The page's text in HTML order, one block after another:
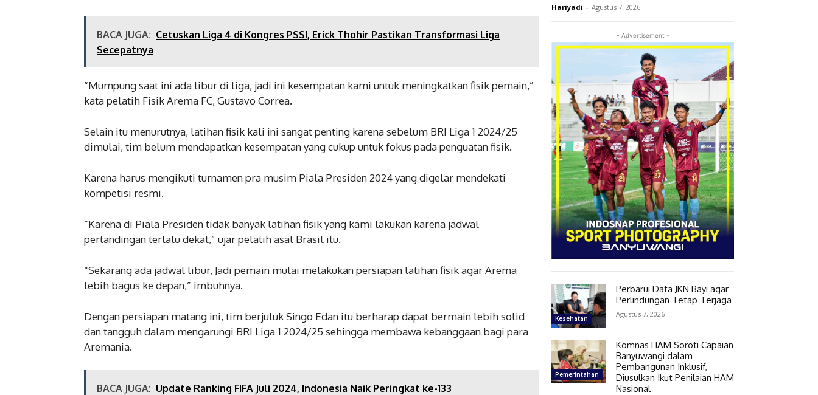
BACA JUGA: Cetuskan Liga 4 di Kongres PSSI, Erick Thohir Pastikan Transformasi Liga
Secepatnya
“Mumpung saat ini ada libur di liga, jadi ini kesempatan kami untuk meningkatkan fisik pemain,”
kata pelatih Fisik Arema FC, Gustavo Correa.
Selain itu menurutnya, latihan fisik kali ini sangat penting karena sebelum BRI Liga 1 2024/25
dimulai, tim belum mendapatkan kesempatan yang cukup untuk fokus pada penguatan fisik.
Karena harus mengikuti turnamen pra musim Piala Presiden 2024 yang digelar mendekati
kompetisi resmi.
“Karena di Piala Presiden tidak banyak latihan fisik yang kami lakukan karena jadwal
pertandingan terlalu dekat,” ujar pelatih asal Brasil itu.
“Sekarang ada jadwal libur, Jadi pemain mulai melakukan persiapan latihan fisik agar Arema
lebih bagus ke depan,” imbuhnya.
Dengan persiapan matang ini, tim berjuluk Singo Edan itu berharap dapat bermain lebih solid
dan tangguh dalam mengarungi BRI Liga 1 2024/25 sehingga membawa kebanggaan bagi para
Aremania.
BACA JUGA: Update Ranking FIFA Juli 2024, Indonesia Naik Peringkat ke-133
Hariyadi - Agustus 7, 2026
- Advertisement -
Kesehatan
Perbarui Data JKN Bayi agar
Perlindungan Tetap Terjaga
Agustus 7, 2026
Pemerintahan
Komnas HAM Soroti Capaian
Banyuwangi dalam
Pembangunan Inklusif,
Diusulkan Ikut Penilaian HAM
Nasional